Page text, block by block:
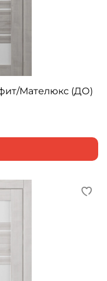
Графит/Мателюкс (ДО)